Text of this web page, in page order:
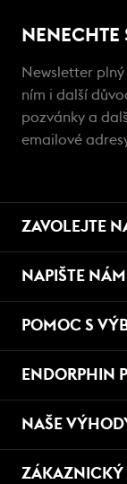
NENECHTE
Newsletter
ním i další
pozvánky a
emailové
ZAVOLEJTE
NAPIŠTE NÁM
POMOC S
ENDORPHIN
NAŠE
ZÁKAZNICKÝ